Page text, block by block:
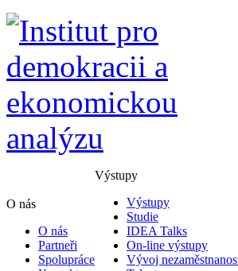
O nás
O nás
Partneři
Spolupráce
Výstupy
Výstupy
Studie
IDEA Talks
On-line výstupy
Vývoj